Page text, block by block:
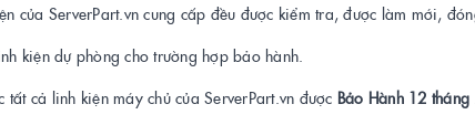
của ServerPart.vn cung cấp đều được kiểm tra, được làm mới,
kiện dự phòng cho trường hợp bảo hành.
tất cả linh kiện máy chủ của ServerPart.vn được Bảo Hành 12 tháng